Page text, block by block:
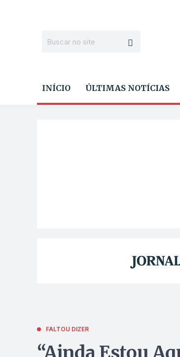
INÍCIO ÚLTIMAS NOTÍCIAS
FALTOU DIZER